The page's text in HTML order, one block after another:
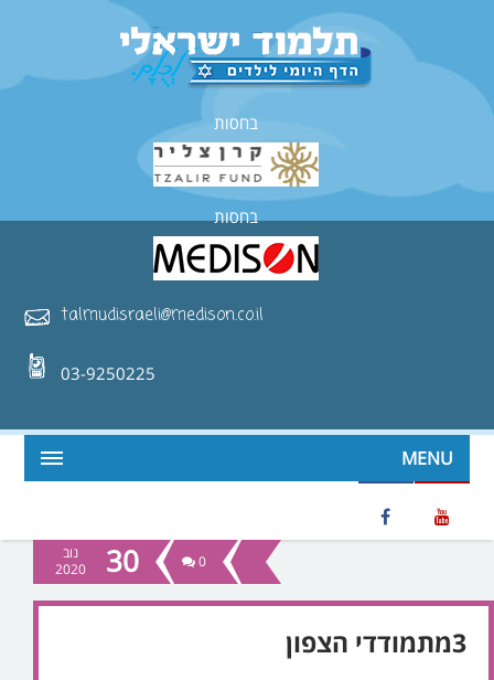
בחסות
בחסות
talmudisraeli@medison.co.il
03-9250225
MENU
30
נוב
2020
0
3מתמודדי הצפון